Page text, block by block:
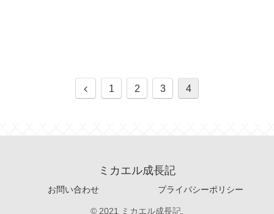
1 2 3 4
ミカエル成長記
お問い合わせ プライバシーポリシー
© 2021 ミカエル成長記.